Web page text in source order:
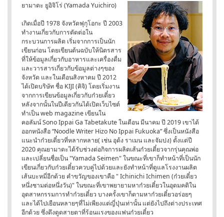
ยามาดะ ยูอิจิโร่ (Yamada Yuichiro)
เกิดเมื่อปี 1978 จังหวัดฟุกุโอกะ ปี 2003
ทำงานเกี่ยวกับการตัดต่อใน
กระบวนการผลิต เริ่มจากการเป็นนัก
เขียนก่อน โดยเขียนต้นฉบับให้นิตรสาร
ที่ให้ข้อมูลเกี่ยวกับอาหารและเครื่องดื่ม
และวารสารเกี่ยวกับข้อมูลต่างๆของ
จังหวัด และในเดือนสิงหาคม ปี 2012
ได้เปิดบริษัท ชื่อ KIJI (คิจิ) โดยเริ่มงาน
จากการเขียนข้อมูลเกี่ยวกับก๋วยเตี๋ยว
หลังจากนั้นในปีเดียวกันได้เปิดเว็บไซต์
ทำเป็น web magazine เขียนใน
คอลัมน์ Sono Ippai Ga Tabetakute ในเดือน มีนาคม ปี 2019 เขาได้
ออกหนังสือ “Noodle Writer Hizo No Ippai Fukuoka” ซึ่งเป็นหนังสือ
แนะนำก๋วยเตี๋ยวที่หลากหลาย( เช่น อุด้ง ราเมน และจัมปง) ตั้งแต่ปี
2020 คุณยามาดะได้รับช่วงต่อกิจการผลิตเส้นก๋วยเตี๋ยวจากรุ่นคุณพ่อ
และเปลี่ยนชื่อเป็น "Yamada Seimen" ในขณะที่เขาก็ทำหน้าที่เป็นนัก
เขียนเกี่ยวกับก๋วยเตี๋ยวควบคู่ไปด้วยและยังทำหน้าที่ดูแลโรงงานผลิต
เส้นบะหมี่อีกด้วย คำขวัญของเขาคือ " Ichinichi Ichimen (ก๋วยเตี๋ยว
หนึ่งชามต่อหนึ่งวัน)" ในขณะที่เขาพยายามหาก๋วยเตี๋ยวในอุดมคติใน
อุตสาหกรรมการทำก๋วยเตี๋ยว บางครั้งเขาก็ตามหาก๋วยเตี๋ยวอร่อยๆ
และได้ไปเยือนหลายๆที่ไม่เพียงแต่ญี่ปุ่นเท่านั้น แต่ยังไปถึงต่างประเทศ
อีกด้วย ซึ่งดึงดูดสายตาที่ร้อนแรงของแฟนก๋วยเตี๋ยว